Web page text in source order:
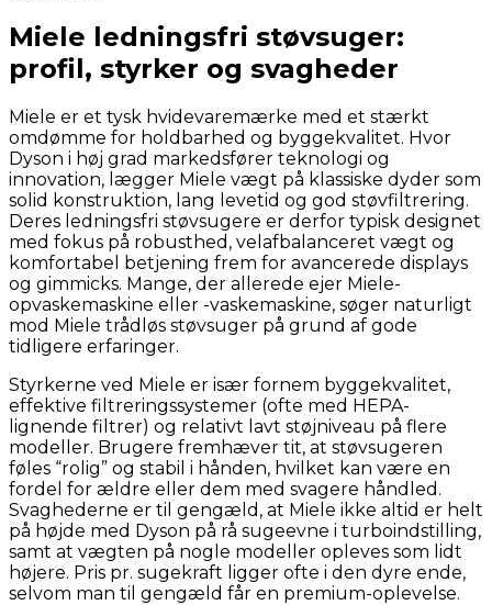
Miele ledningsfri støvsuger:
profil, styrker og svagheder
Miele er et tysk hvidevaremærke med et stærkt
omdømme for holdbarhed og byggekvalitet. Hvor
Dyson i høj grad markedsfører teknologi og
innovation, lægger Miele vægt på klassiske dyder som
solid konstruktion, lang levetid og god støvfiltrering.
Deres ledningsfri støvsugere er derfor typisk designet
med fokus på robusthed, velafbalanceret vægt og
komfortabel betjening frem for avancerede displays
og gimmicks. Mange, der allerede ejer Miele-
opvaskemaskine eller -vaskemaskine, søger naturligt
mod Miele trådløs støvsuger på grund af gode
tidligere erfaringer.
Styrkerne ved Miele er især fornem byggekvalitet,
effektive filtreringssystemer (ofte med HEPA-
lignende filtrer) og relativt lavt støjniveau på flere
modeller. Brugere fremhæver tit, at støvsugeren
føles “rolig” og stabil i hånden, hvilket kan være en
fordel for ældre eller dem med svagere håndled.
Svaghederne er til gengæld, at Miele ikke altid er helt
på højde med Dyson på rå sugeevne i turboindstilling,
samt at vægten på nogle modeller opleves som lidt
højere. Pris pr. sugekraft ligger ofte i den dyre ende,
selvom man til gengæld får en premium-oplevelse.